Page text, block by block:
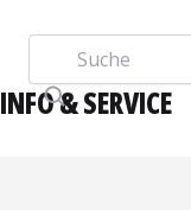
Suche
INFO & SERVICE